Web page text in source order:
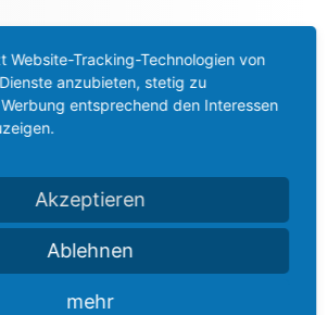
Website-Tracking-Technologien von
anzubieten, stetig zu
entsprechend den Interessen
Akzeptieren
Ablehnen
mehr